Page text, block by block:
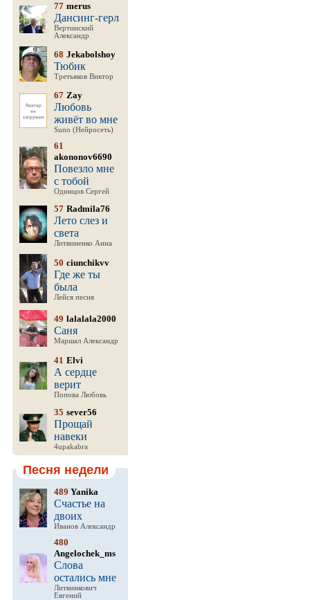
77 merus
Дансинг-герл
Вертинский
Александр
68 Jekabolshoy
Тюбик
Третьяков Виктор
67 Zay
Любовь
живёт во мне
Suno (Нейросеть)
61
akononov6690
Повезло мне
с тобой
Одинцов Сергей
57 Radmila76
Лето слез и
света
Литвиненко Анна
50 ciunchikvv
Где же ты
была
Лейся песня
49 lalalala2000
Саня
Маршал Александр
41 Elvi
А сердце
верит
Попова Любовь
35 sever56
Прощай
навеки
4upakabra
Песня недели
489 Yanika
Счастье на
двоих
Иванов Александр
480
Angelochek_ms
Слова
остались мне
Литвинкович
Евгений